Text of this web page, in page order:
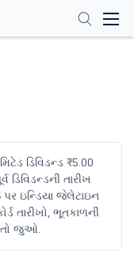
ડિવિડન્ડ ₹5.00
તારીખ
ઇન્ડિયા જેલેટાઇન
તારીખો, ભૂતકાળની
જુઓ.